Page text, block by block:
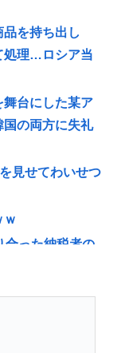
を持ち出し
処理…ロシア当
舞台にした某ア
国の両方に失礼
見せてわいせつ
合った納税者の